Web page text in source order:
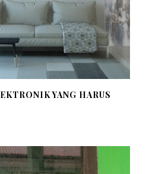
YANG HARUS